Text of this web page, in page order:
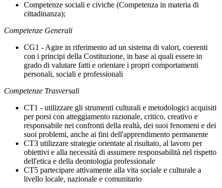
Competenze sociali e civiche (Competenza in materia di
cittadinanza);
Competenze Generali
CG1 - Agire in riferimento ad un sistema di valori, coerenti
con i principi della Costituzione, in base ai quali essere in
grado di valutare fatti e orientare i propri comportamenti
personali, sociali e professionali
Competenze Trasversali
CT1 - utilizzare gli strumenti culturali e metodologici acquisiti
per porsi con atteggiamento razionale, critico, creativo e
responsabile nei confronti della realtà, dei suoi fenomeni e dei
suoi problemi, anche ai fini dell'apprendimento permanente
CT3 utilizzare strategie orientate al risultato, al lavoro per
obiettivi e alla necessità di assumere responsabilità nel rispetto
dell'etica e della deontologia professionale
CT5 partecipare attivamente alla vita sociale e culturale a
livello locale, nazionale e comunitario